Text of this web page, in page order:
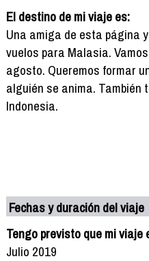
El destino de mi viaje es:
Una amiga de esta página
vuelos para Malasia.
agosto. Queremos formar
alguién se anima. También
Indonesia.
Fechas y duración del viaje
Tengo previsto que mi viaje
Julio 2019